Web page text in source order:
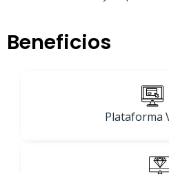
Beneficios
Plataforma